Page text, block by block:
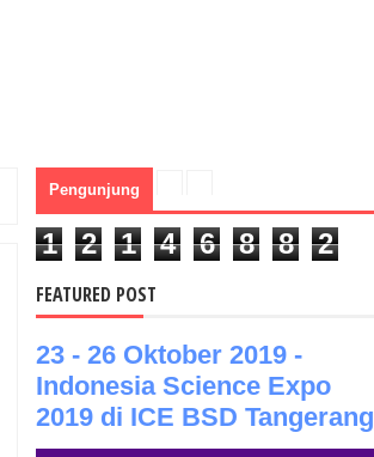
Pengunjung
1 2 1 4 6 8 8 2
FEATURED POST
23 - 26 Oktober 2019 -
Indonesia Science Expo
2019 di ICE BSD Tangerang